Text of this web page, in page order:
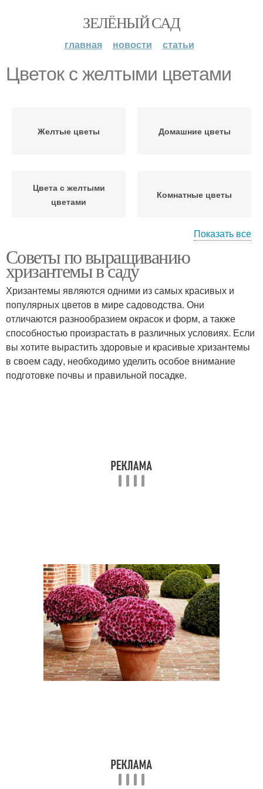
ЗЕЛЁНЫЙ САД
главная новости статьи
Цветок с желтыми цветами
Желтые цветы Домашние цветы
Цвета с желтыми
цветами
Комнатные цветы
Комнатный цветок
цветами
Показать все
Советы по выращиванию
хризантемы в саду
Хризантемы являются одними из самых красивых и
популярных цветов в мире садоводства. Они
отличаются разнообразием окрасок и форм, а также
способностью произрастать в различных условиях. Если
вы хотите вырастить здоровые и красивые хризантемы
в своем саду, необходимо уделить особое внимание
подготовке почвы и правильной посадке.